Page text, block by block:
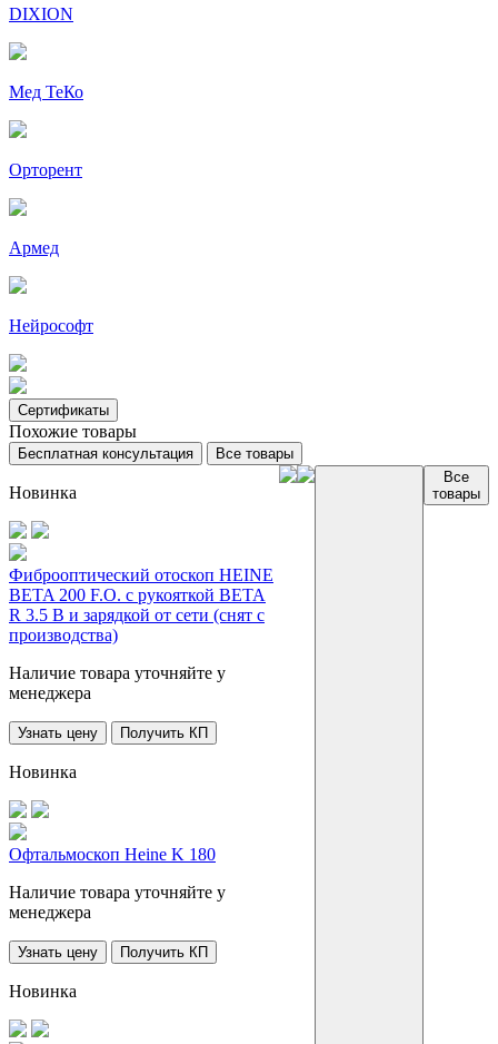
DIXION
Мед ТеКо
Орторент
Армед
Нейрософт
Сертификаты
Похожие товары
Бесплатная консультация Все товары
Новинка
Фиброоптический отоскоп HEINE
BETA 200 F.O. с рукояткой BETA
R 3.5 В и зарядкой от сети (снят с
производства)
Наличие товара уточняйте у
менеджера
Узнать цену Получить КП
Новинка
Офтальмоскоп Heine K 180
Наличие товара уточняйте у
менеджера
Узнать цену Получить КП
Новинка
Все
товары